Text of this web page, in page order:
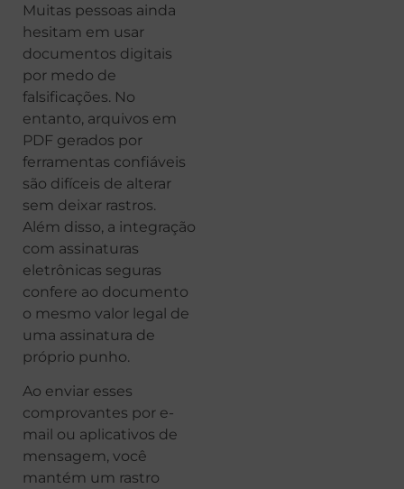
Muitas pessoas ainda
hesitam em usar
documentos digitais
por medo de
falsificações. No
entanto, arquivos em
PDF gerados por
ferramentas confiáveis
são difíceis de alterar
sem deixar rastros.
Além disso, a integração
com assinaturas
eletrônicas seguras
confere ao documento
o mesmo valor legal de
uma assinatura de
próprio punho.
Ao enviar esses
comprovantes por e-
mail ou aplicativos de
mensagem, você
mantém um rastro